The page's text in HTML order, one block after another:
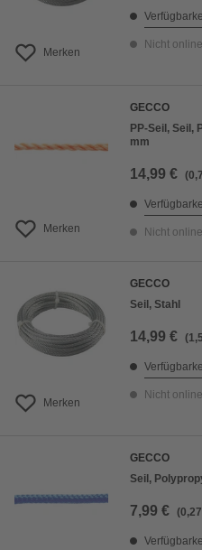
Merken
Nicht
Merken
GECCO
PP-Seil, Seil,
mm
14,99 €
Nicht
Merken
GECCO
Seil, Stahl
14,99 €
Nicht
GECCO
Seil,
7,99 €